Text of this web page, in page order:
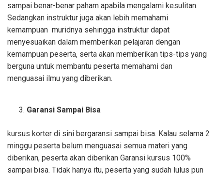
sampai benar-benar paham apabila mengalami kesulitan.
Sedangkan instruktur juga akan lebih memahami
kemampuan muridnya sehingga instruktur dapat
menyesuaikan dalam memberikan pelajaran dengan
kemampuan peserta, serta akan memberikan tips-tips yang
berguna untuk membantu peserta memahami dan
menguasai ilmu yang diberikan.
Garansi Sampai Bisa
kursus korter di sini bergaransi sampai bisa. Kalau selama 2
minggu peserta belum menguasai semua materi yang
diberikan, peserta akan diberikan Garansi kursus 100%
sampai bisa. Tidak hanya itu, peserta yang sudah lulus pun